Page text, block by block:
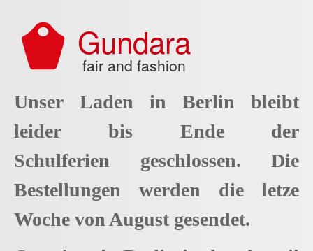
Gundara
fair and fashion
Unser Laden in Berlin bleibt
leider bis Ende der
Schulferien geschlossen. Die
Bestellungen werden die letze
Woche von August gesendet.